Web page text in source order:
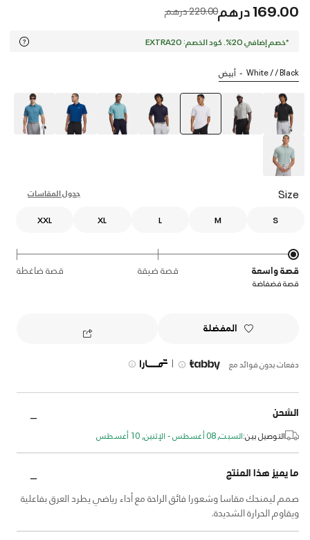
169.00 درهم Price reduced from
229.00 درهم to
*خصم إضافي 20%. كود الخصم: EXTRA20
White / / Black أبيض
Size جدول المقاسات
S
M
L
XL
XXL
قصة واسعة قصة ضيقة قصة ضاغطة
قصة فضفاضة
المفضلة
دفعات بدون فوائد مع |
الشحن
التوصيل بين:السبت, 08 أغسطس - الإثنين, 10 أغسطس
ما يميز هذا المنتج
صمم ليمنحك مقاسا وشعورا فائق الراحة مع أداء رياضي يطرد العرق بفاعلية
ويقاوم الحرارة الشديدة.